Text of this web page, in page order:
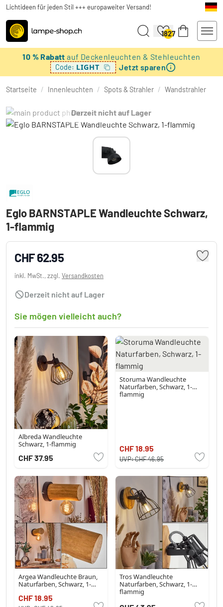
Lichtideen für jeden Stil +++ europaweiter Versand!
1827
10 % Rabattauf Deckenleuchten & Stehleuchten
Code: LIGHT Jetzt sparen
Startseite / Innenleuchten / Spots & Strahler / Wandstrahler
Derzeit nicht auf Lager
Eglo BARNSTAPLE Wandleuchte Schwarz,
1-flammig
CHF 62.95
inkl. MwSt., zzgl. Versandkosten
Derzeit nicht auf Lager
Sie mögen vielleicht auch?
Albreda Wandleuchte
Schwarz, 1-flammig
CHF 37.95
Storuma Wandleuchte
Naturfarben, Schwarz, 1-
flammig
CHF 18.95
UVP:CHF 46.95
Argea Wandleuchte Braun,
Naturfarben, Schwarz, 1-
CHF 18.95
Tros Wandleuchte
Naturfarben, Schwarz, 1-
flammig